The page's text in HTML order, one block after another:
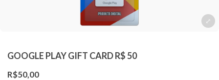
GOOGLE PLAY GIFT CARD R$ 50
R$50,00